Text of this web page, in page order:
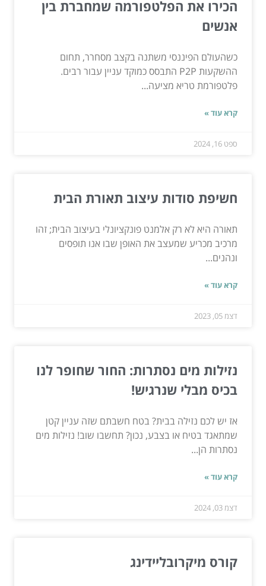
הכירו את הפלטפורמה שמחברת בין
אנשים
כשהעולם הפיננסי משתנה בקצב מסחרר, תחום
ההשקעות P2P התבסס כמוקד עניין עבור רבים.
פלטפורמת טריא מציעה...
קרא עוד »
ספט 16, 2024
חשיפת סודות עיצוב תאורת הבית
תאורה היא לא רק אלמנט פונקציונלי בעיצוב הבית; זהו
מרכיב מכריע שמעצב את האופן שבו אנו תופסים
ונהנים...
קרא עוד »
דצמ 05, 2023
נזילות מים נסתרות: החור שחופר לנו
בכיס מבלי שנרגיש!
אז יש לכם נזילה בבית? בטח חשבתם שזה עניין קטן
שמתאגד בטיח או בצבע, נכון? תחשבו שוב! נזילות מים
נסתרות הן...
קרא עוד »
דצמ 03, 2024
קורס מיקרובליידינג